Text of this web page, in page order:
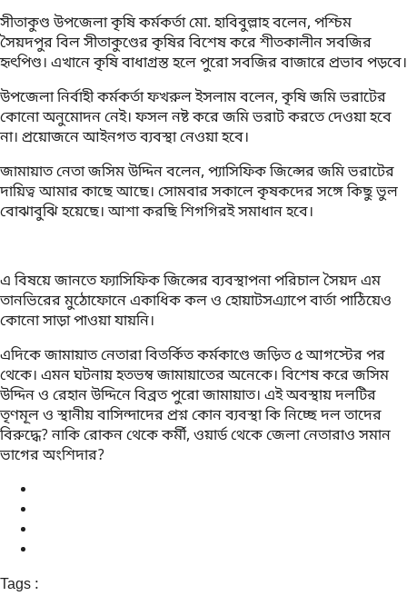
সীতাকুণ্ড উপজেলা কৃষি কর্মকর্তা মো. হাবিবুল্লাহ বলেন, পশ্চিম
সৈয়দপুর বিল সীতাকুণ্ডের কৃষির বিশেষ করে শীতকালীন সবজির
হৃৎপিণ্ড। এখানে কৃষি বাধাগ্রস্ত হলে পুরো সবজির বাজারে প্রভাব পড়বে।
উপজেলা নির্বাহী কর্মকর্তা ফখরুল ইসলাম বলেন, কৃষি জমি ভরাটের
কোনো অনুমোদন নেই। ফসল নষ্ট করে জমি ভরাট করতে দেওয়া হবে
না। প্রয়োজনে আইনগত ব্যবস্থা নেওয়া হবে।
জামায়াত নেতা জসিম উদ্দিন বলেন, প্যাসিফিক জিন্সের জমি ভরাটের
দায়িত্ব আমার কাছে আছে। সোমবার সকালে কৃষকদের সঙ্গে কিছু ভুল
বোঝাবুঝি হয়েছে। আশা করছি শিগগিরই সমাধান হবে।
এ বিষয়ে জানতে ফ্যাসিফিক জিন্সের ব্যবস্থাপনা পরিচাল সৈয়দ এম
তানভিরের মুঠোফোনে একাধিক কল ও হোয়াটসএ্যাপে বার্তা পাঠিয়েও
কোনো সাড়া পাওয়া যায়নি।
এদিকে জামায়াত নেতারা বিতর্কিত কর্মকাণ্ডে জড়িত ৫ আগস্টের পর
থেকে। এমন ঘটনায় হতভম্ব জামায়াতের অনেকে। বিশেষ করে জসিম
উদ্দিন ও রেহান উদ্দিনে বিব্রত পুরো জামায়াত। এই অবস্থায় দলটির
তৃণমূল ও স্থানীয় বাসিন্দাদের প্রশ্ন কোন ব্যবস্থা কি নিচ্ছে দল তাদের
বিরুদ্ধে? নাকি রোকন থেকে কর্মী, ওয়ার্ড থেকে জেলা নেতারাও সমান
ভাগের অংশিদার?
Tags :